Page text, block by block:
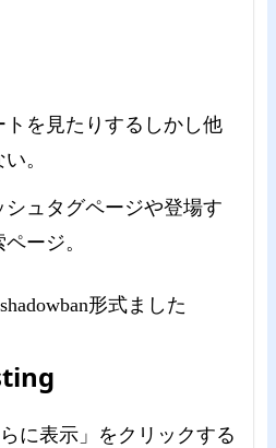
トを見たりするしかし他
。
シュタグページや登場す
ージ。
形式ました
らに表示」をクリックする